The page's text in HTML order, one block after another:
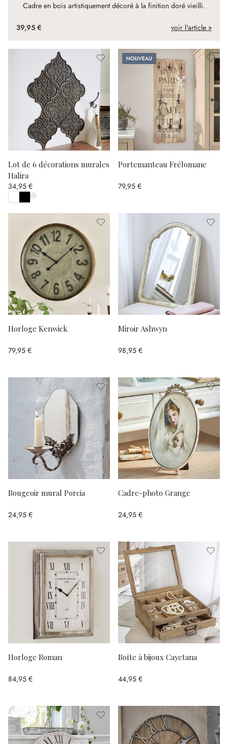
Cadre en bois artistiquement décoré à la finition doré vieilli.
39,95 € voir l'article »
Lot de 6 décorations murales
Halira
34,95 €
Afficher toutes les couleurs
Nouveau
Portemanteau Frélomane
79,95 €
Horloge Kenwick
79,95 €
Miroir Ashwyn
98,95 €
Bougeoir mural Porcia
24,95 €
Cadre-photo Grange
24,95 €
Horloge Roman
84,95 €
Boîte à bijoux Cayetana
44,95 €